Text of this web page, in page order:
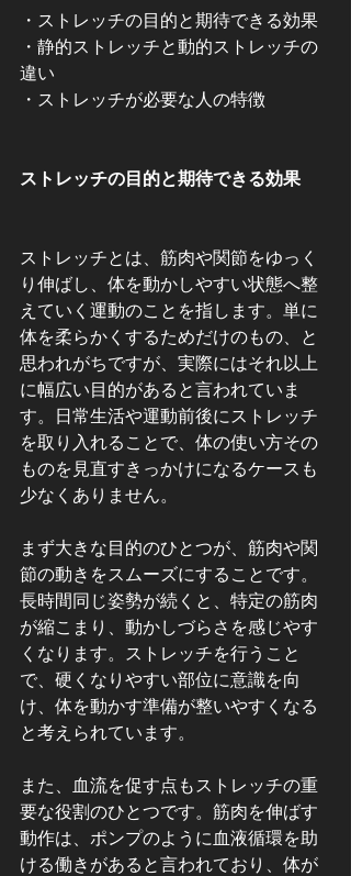
・ストレッチの目的と期待できる効果
・静的ストレッチと動的ストレッチの
違い
・ストレッチが必要な人の特徴
ストレッチの目的と期待できる効果
ストレッチとは、筋肉や関節をゆっく
り伸ばし、体を動かしやすい状態へ整
えていく運動のことを指します。単に
体を柔らかくするためだけのもの、と
思われがちですが、実際にはそれ以上
に幅広い目的があると言われていま
す。日常生活や運動前後にストレッチ
を取り入れることで、体の使い方その
ものを見直すきっかけになるケースも
少なくありません。
まず大きな目的のひとつが、筋肉や関
節の動きをスムーズにすることです。
長時間同じ姿勢が続くと、特定の筋肉
が縮こまり、動かしづらさを感じやす
くなります。ストレッチを行うこと
で、硬くなりやすい部位に意識を向
け、体を動かす準備が整いやすくなる
と考えられています。
また、血流を促す点もストレッチの重
要な役割のひとつです。筋肉を伸ばす
動作は、ポンプのように血液循環を助
ける働きがあると言われており、体が